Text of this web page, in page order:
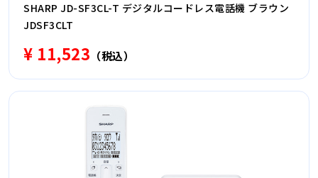
SHARP JD-SF3CL-T デジタルコードレス電話機 ブラウン
JDSF3CLT
¥ 11,523 （税込）